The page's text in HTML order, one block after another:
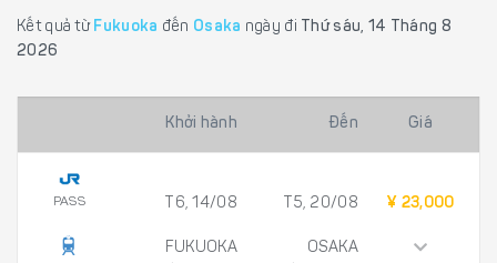
Kết quả từ Fukuoka đến Osaka ngày đi
Thứ sáu, 14 Tháng 8
2026
Khởi hành Đến Giá
PASS T6, 14/08
FUKUOKA
T5, 20/08
OSAKA
¥ 23,000